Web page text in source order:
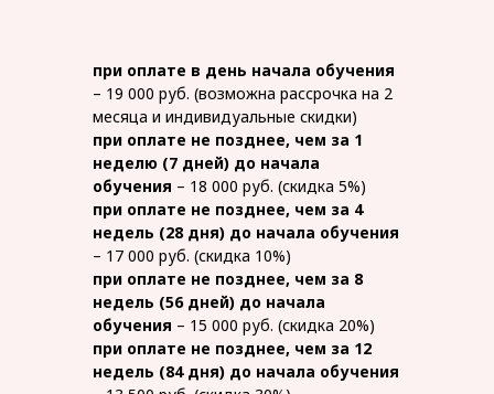
при оплате в день начала обучения
– 19 000 руб. (возможна рассрочка на 2
месяца и индивидуальные скидки)
при оплате не позднее, чем за 1
неделю (7 дней) до начала
обучения – 18 000 руб. (скидка 5%)
при оплате не позднее, чем за 4
недель (28 дня) до начала обучения
– 17 000 руб. (скидка 10%)
при оплате не позднее, чем за 8
недель (56 дней) до начала
обучения – 15 000 руб. (скидка 20%)
при оплате не позднее, чем за 12
недель (84 дня) до начала обучения